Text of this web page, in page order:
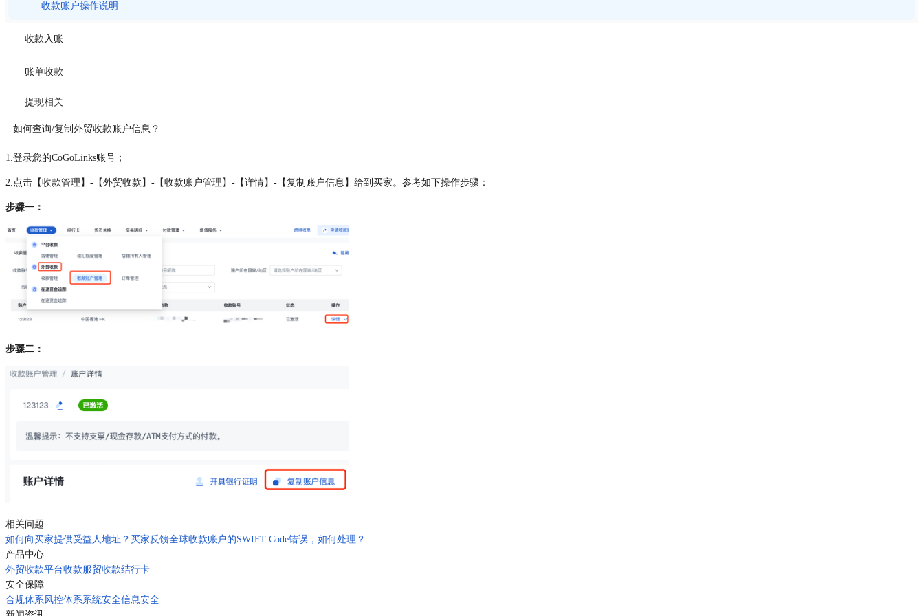
收款账户操作说明
收款入账
账单收款
提现相关
如何查询/复制外贸收款账户信息？
1.登录您的CoGoLinks账号；
2.点击【收款管理】-【外贸收款】-【收款账户管理】-【详情】-【复制账户信息】给到买家。参考如下操作步骤：
步骤一：
步骤二：
相关问题
如何向买家提供受益人地址？ 买家反馈全球收款账户的SWIFT Code错误，如何处理？
产品中心
外贸收款平台收款服贸收款结行卡
安全保障
合规体系风控体系系统安全信息安全